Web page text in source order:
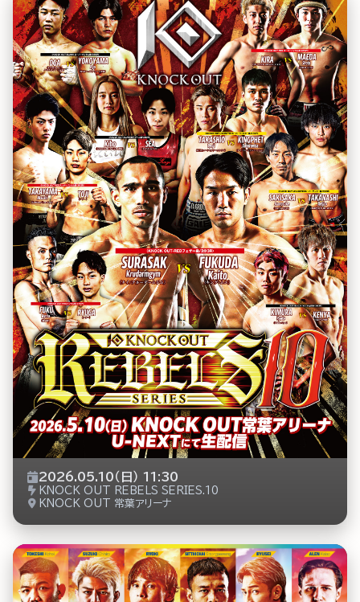
2026.05.10（日） 11:30
KNOCK OUT REBELS SERIES.10
KNOCK OUT 常葉アリーナ